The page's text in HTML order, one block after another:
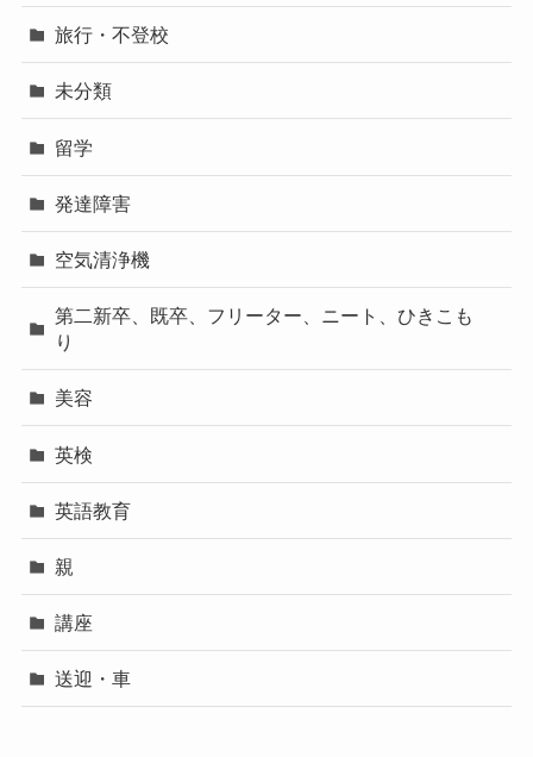
旅行・不登校
未分類
留学
発達障害
空気清浄機
第二新卒、既卒、フリーター、ニート、ひきこも
り
美容
英検
英語教育
親
講座
送迎・車